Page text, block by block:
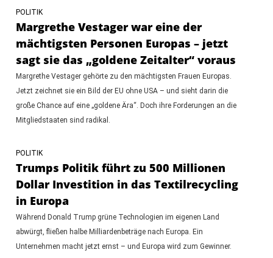
POLITIK
Margrethe Vestager war eine der
mächtigsten Personen Europas – jetzt
sagt sie das „goldene Zeitalter“ voraus
Margrethe Vestager gehörte zu den mächtigsten Frauen Europas.
Jetzt zeichnet sie ein Bild der EU ohne USA – und sieht darin die
große Chance auf eine „goldene Ära“. Doch ihre Forderungen an die
Mitgliedstaaten sind radikal.
POLITIK
Trumps Politik führt zu 500 Millionen
Dollar Investition in das Textilrecycling
in Europa
Während Donald Trump grüne Technologien im eigenen Land
abwürgt, fließen halbe Milliardenbeträge nach Europa. Ein
Unternehmen macht jetzt ernst – und Europa wird zum Gewinner.